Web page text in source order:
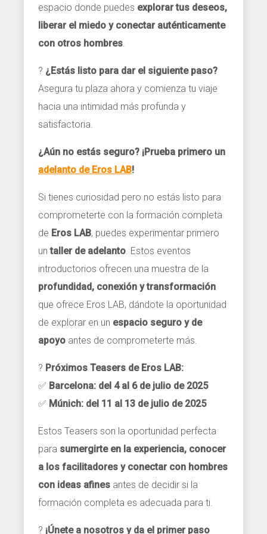
espacio donde puedes explorar tus deseos,
liberar el miedo y conectar auténticamente
con otros hombres
? ¿Estás listo para dar el siguiente paso?
Asegura tu plaza ahora y comienza tu viaje
hacia una intimidad más profunda y
satisfactoria.
¿Aún no estás seguro? ¡Prueba primero un
adelanto de Eros LAB!
Si tienes curiosidad pero no estás listo para
comprometerte con la formación completa
de Eros LAB, puedes experimentar primero
untaller de adelanto . Estos eventos
introductorios ofrecen una muestra de la
profundidad, conexión y transformación
que ofrece Eros LAB, dándote la oportunidad
de explorar en un espacio seguro y de
apoyo antes de comprometerte más.
? Próximos Teasers de Eros LAB:
✅ Barcelona: del 4 al 6 de julio de 2025
✅ Múnich: del 11 al 13 de julio de 2025
Estos Teasers son la oportunidad perfecta
para sumergirte en la experiencia, conocer
a los facilitadores y conectar con hombres
con ideas afines antes de decidir si la
formación completa es adecuada para ti.
? ¡Únete a nosotros y da el primer paso